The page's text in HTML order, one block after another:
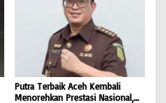
BONGKAR ‘Perkara.com
Putra Terbaik Aceh Kembali
Menorehkan Prestasi Nasional,